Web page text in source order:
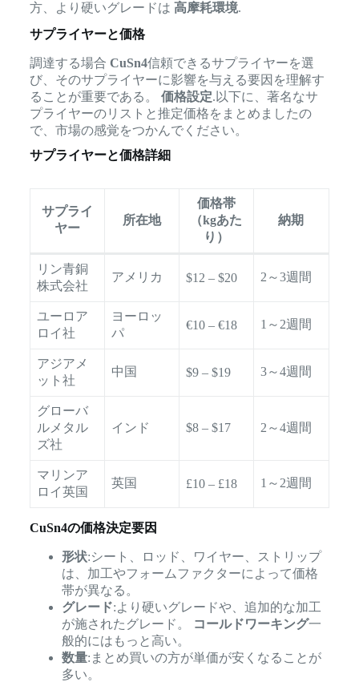
方、より硬いグレードは 高摩耗環境.
サプライヤーと価格
調達する場合 CuSn4信頼できるサプライヤーを選
び、そのサプライヤーに影響を与える要因を理解す
ることが重要である。 価格設定.以下に、著名なサ
プライヤーのリストと推定価格をまとめましたの
で、市場の感覚をつかんでください。
サプライヤーと価格詳細
サプライ
ヤー
所在地
価格帯
（kgあた
り）
納期
リン青銅
株式会社
アメリカ $12 – $20 2～3週間
ユーロア
ロイ社
ヨーロッ
パ
€10 – €18 1～2週間
アジアメ
ット社
中国 $9 – $19 3～4週間
グローバ
ルメタル
ズ社
インド $8 – $17 2～4週間
マリンア
ロイ英国
英国 £10 – £18 1～2週間
CuSn4の価格決定要因
形状:シート、ロッド、ワイヤー、ストリップ
は、加工やフォームファクターによって価格
帯が異なる。
グレード:より硬いグレードや、追加的な加工
が施されたグレード。
コールドワーキング一
般的にはもっと高い。
数量:まとめ買いの方が単価が安くなることが
多い。